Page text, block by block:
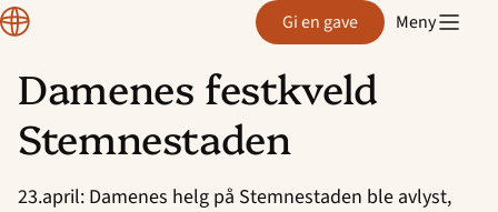
Hopp
til
innhold
Region
Rogaland Gi en gave Meny
Damenes festkveld
Stemnestaden
23.april: Damenes helg på Stemnestaden ble avlyst,